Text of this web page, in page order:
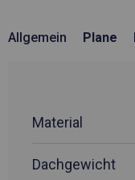
Allgemein Plane
Material
Dachgewicht